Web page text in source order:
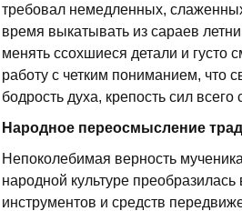
требовал немедленных,
время выкатывать из сараев
менять ссохшиеся детали и
работу с четким пониманием, что
бодрость духа, крепость сил
Народное переосмысление
Непоколебимая верность
народной культуре
инструментов и средств